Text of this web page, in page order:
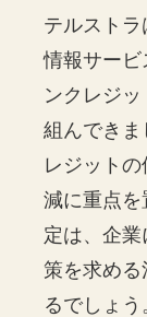
テルストラ
情報サー
ンクレジ
組んできま
レジット
減に重点
定は、企
策を求める
るでしょう